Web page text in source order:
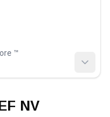
™️
NV